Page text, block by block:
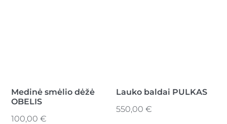
Medinė smėlio dėžė
OBELIS
100,00€
Lauko baldai PULKAS
550,00 €